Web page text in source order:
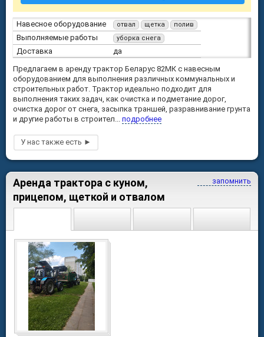
Навесное оборудование отвал щетка полив
Выполняемые работы уборка снега
Доставка
да
Предлагаем в аренду трактор Беларус 82МК с навесным
оборудованием для выполнения различных коммунальных и
строительных работ. Трактор идеально подходит для
выполнения таких задач, как очистка и подметание дорог,
очистка дорог от снега, засыпка траншей, разравнивание грунта
и другие работы в строител... подробнее
запомнить
Аренда трактора с куном,
прицепом, щеткой и отвалом